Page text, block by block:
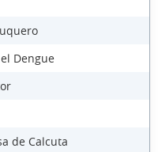
Dengue
de Calcuta